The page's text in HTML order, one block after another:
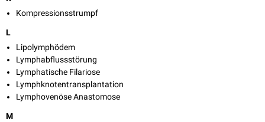
Kompressionsstrumpf
L
Lipolymphödem
Lymphabflussstörung
Lymphatische Filariose
Lymphknotentransplantation
Lymphovenöse Anastomose
M